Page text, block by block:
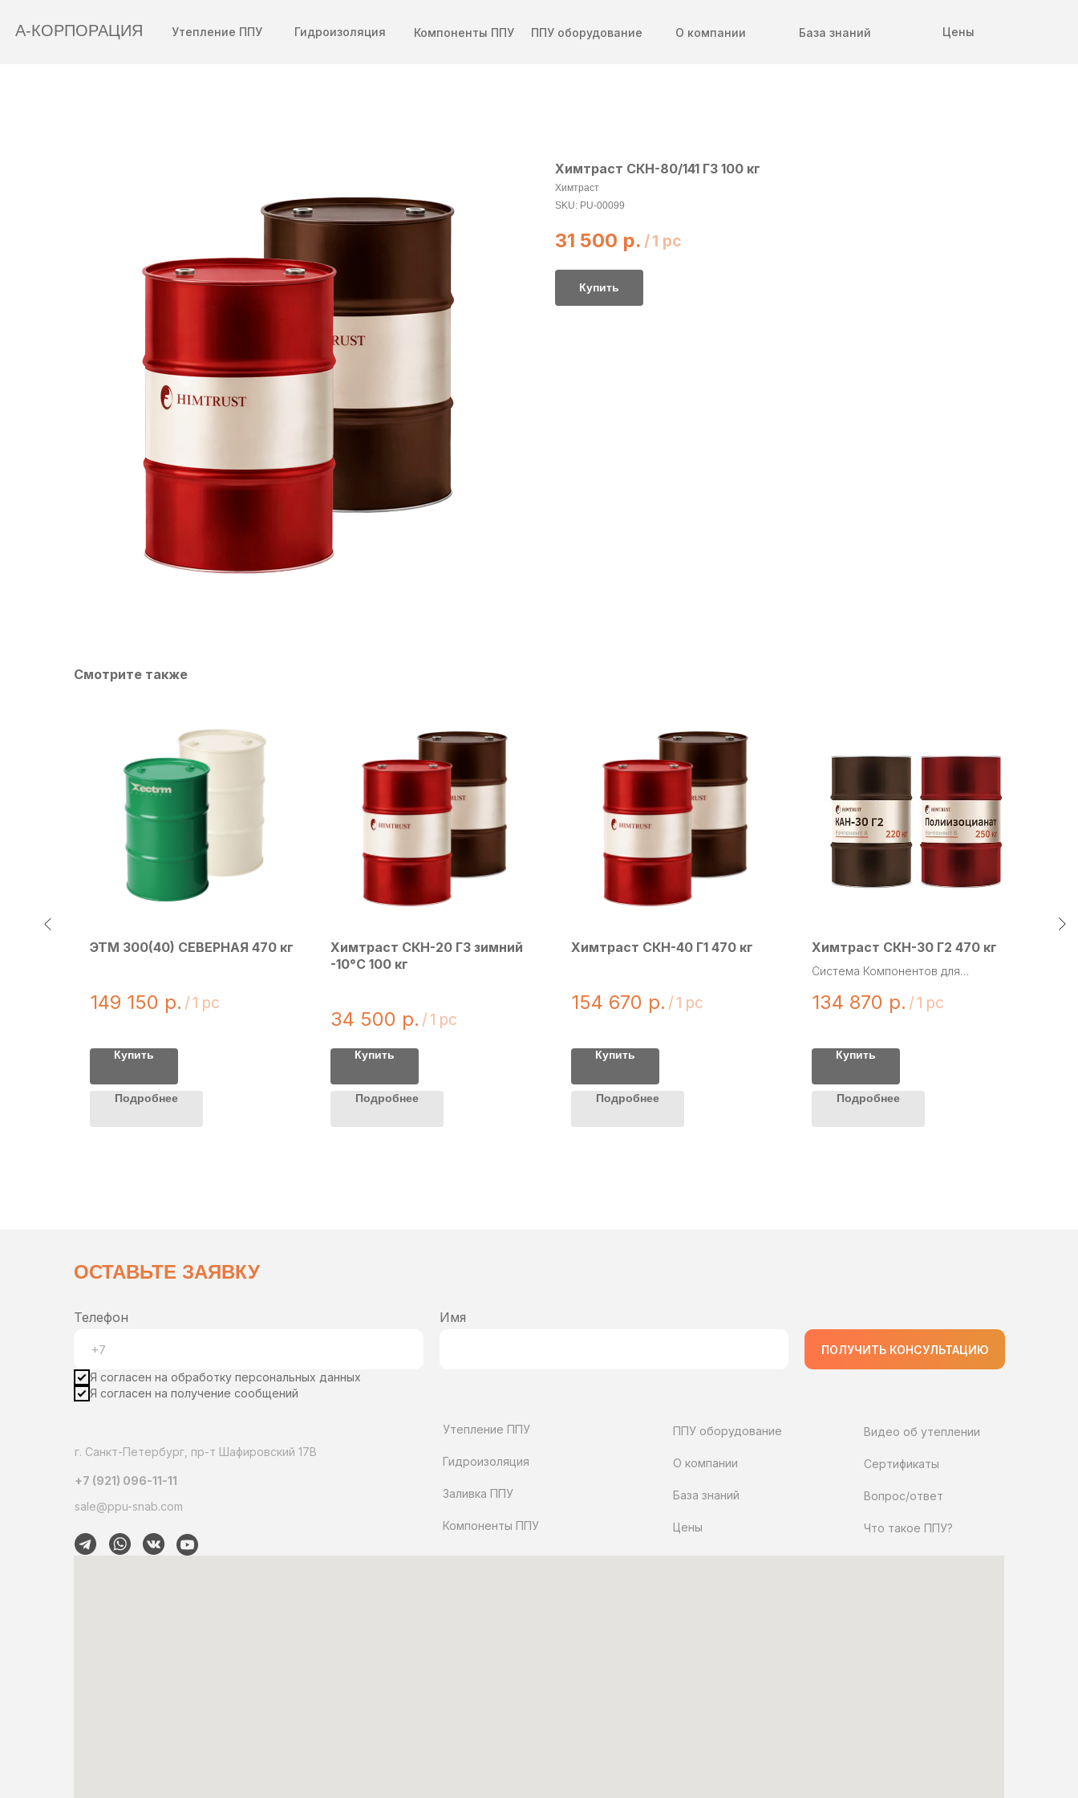
Утепление ППУ Гидроизоляция ППУ оборудование
Компоненты ППУ О компании База знаний Цены
А-КОРПОРАЦИЯ
Санкт-Петербург
Химтраст СКН-80/141 Г3 100 кг
Химтраст
SKU: PU-00099
31 500 р. /1 pc
Купить
Смотрите также
ЭТМ 300(40) СЕВЕРНАЯ 470 кг
149 150 р. /1 pc
Купить
Подробнее
Химтраст СКН-20 Г3 зимний
-10°С 100 кг
34 500 р. /1 pc
Купить
Подробнее
Химтраст СКН-40 Г1 470 кг
154 670 р. /1 pc
Купить
Подробнее
Химтраст СКН-30 Г2 470 кг
Система Компонентов для
свободного вспенивания 30 кг/м3 и
134 870 р. /1 pc
Купить
Подробнее
ОСТАВЬТЕ ЗАЯВКУ
г. Санкт-Петербург, пр-т Шафировский 17В
+7 (921) 096-11-11
sale@ppu-snab.com
Что такое ППУ?
Вопрос/ответ
Сертификаты
Компоненты ППУ
Заливка ППУ
Видео об утеплении
ППУ оборудование
О компании
База знаний
Цены
Гидроизоляция
Утепление ППУ
Телефон Имя
Я согласен на обработку персональных данных
Я согласен на получение сообщений
ПОЛУЧИТЬ КОНСУЛЬТАЦИЮ